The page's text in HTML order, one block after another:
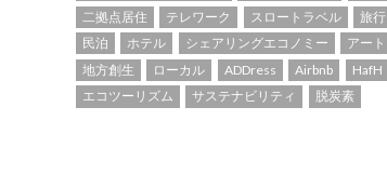
二拠点居住
テレワーク スロートラベル 旅行
民泊
ホテル シェアリングエコノミー
アート
地方創生
ローカル ADDress Airbnb
HafH
エコツーリズム
サステナビリティ 脱炭素